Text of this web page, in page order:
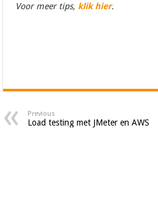
Voor meer tips, klik hier.
Previous
Load testing met JMeter en AWS